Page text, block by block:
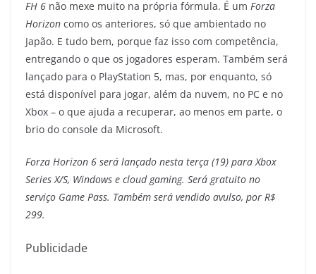
FH 6 não mexe muito na própria fórmula. É um Forza
Horizon como os anteriores, só que ambientado no
Japão. E tudo bem, porque faz isso com competência,
entregando o que os jogadores esperam. Também será
lançado para o PlayStation 5, mas, por enquanto, só
está disponível para jogar, além da nuvem, no PC e no
Xbox – o que ajuda a recuperar, ao menos em parte, o
brio do console da Microsoft.
Forza Horizon 6 será lançado nesta terça (19) para Xbox
Series X/S, Windows e cloud gaming. Será gratuito no
serviço Game Pass. Também será vendido avulso, por R$
299.
Publicidade